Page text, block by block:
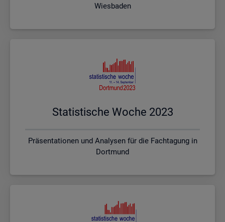
Wiesbaden
Sta­tis­ti­sche Woche 2023
Präsentationen und Analysen für die Fachtagung in
Dortmund